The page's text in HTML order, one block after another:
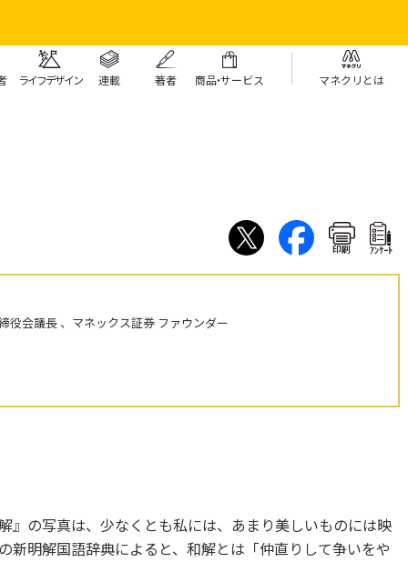
ライフデザイン 連載 著者 商品・サービス マネクリとは
印刷 ｱﾝｹｰﾄ
役会議長 、マネックス証券 ファウンダー
』の写真は、少なくとも私には、あまり美しいものには映
新明解国語辞典によると、和解とは「仲直りして争いをや